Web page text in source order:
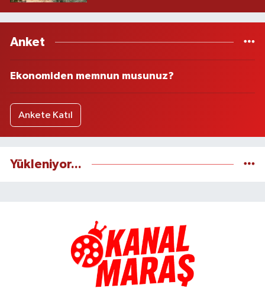
Anket
Ekonomiden memnun musunuz?
Ankete Katıl
Yükleniyor...